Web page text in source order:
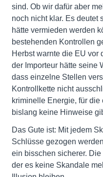
sind. Ob wir dafür aber
noch nicht klar. Es deutet
hätte vermieden werden
bestehenden Kontrollen
Herbst warnte die EU vor
der Importeur hätte seine
dass einzelne Stellen
Kontrollkette nicht
kriminelle Energie, für
bislang keine Hinweise
Das Gute ist: Mit jedem
Schlüsse gezogen
ein bisschen sicherer.
der es keine Skandale